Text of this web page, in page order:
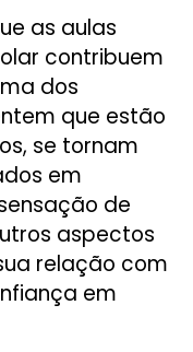
as aulas
contribuem
dos
que estão
se tornam
em
de
aspectos
relação com
em